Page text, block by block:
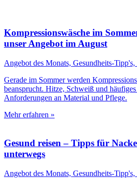
Kompressionswäsche im
unser Angebot im August
Angebot des Monats, Gesundheits-
Gerade im Sommer werden
beansprucht. Hitze, Schweiß und
Anforderungen an Material und Pflege.
Mehr erfahren »
Gesund reisen – Tipps für
unterwegs
Angebot des Monats, Gesundheits-